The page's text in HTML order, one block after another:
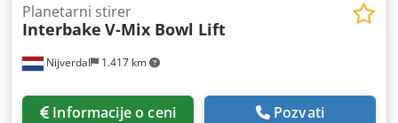
Nijverdal 1.417 km
Planetarni stirer
Interbake V-Mix Bowl Lift
Informacije o ceni Pozvati